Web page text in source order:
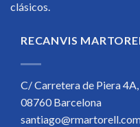
clásicos.
RECANVIS
C/ Carretera de Piera
08760 Barcelona